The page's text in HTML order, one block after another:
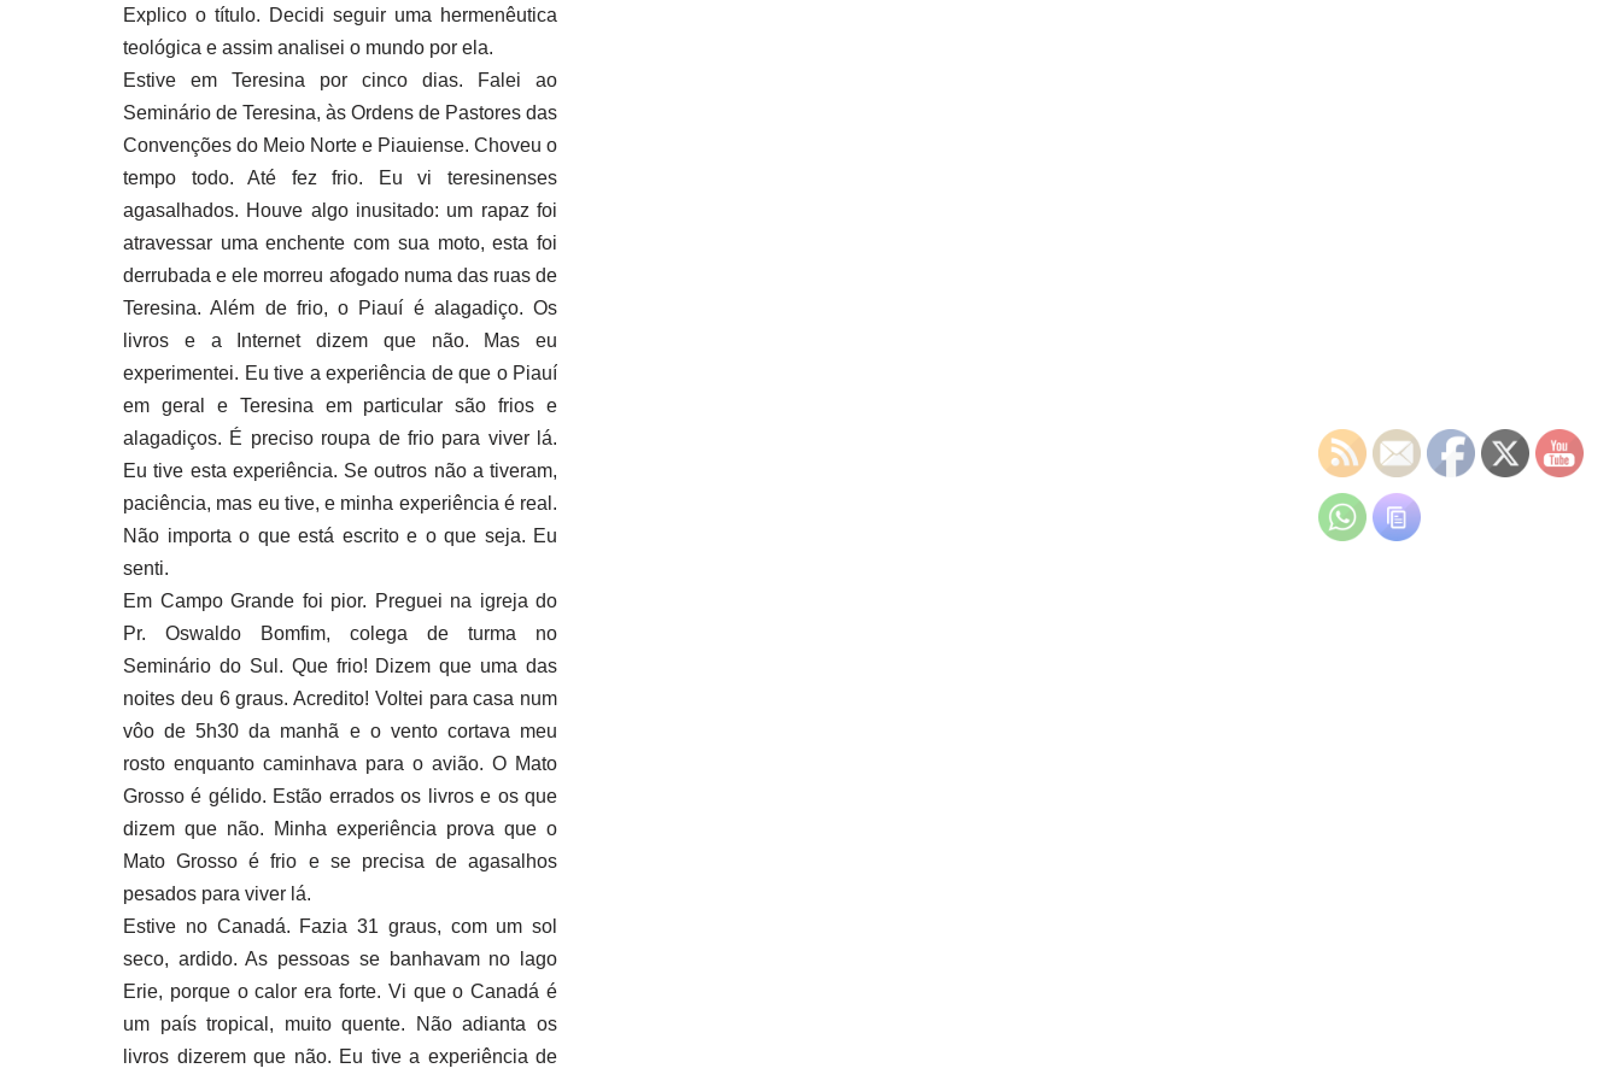
Explico o título. Decidi seguir uma hermenêutica
teológica e assim analisei o mundo por ela.
Estive em Teresina por cinco dias. Falei ao
Seminário de Teresina, às Ordens de Pastores das
Convenções do Meio Norte e Piauiense. Choveu o
tempo todo. Até fez frio. Eu vi teresinenses
agasalhados. Houve algo inusitado: um rapaz foi
atravessar uma enchente com sua moto, esta foi
derrubada e ele morreu afogado numa das ruas de
Teresina. Além de frio, o Piauí é alagadiço. Os
livros e a Internet dizem que não. Mas eu
experimentei. Eu tive a experiência de que o Piauí
em geral e Teresina em particular são frios e
alagadiços. É preciso roupa de frio para viver lá.
Eu tive esta experiência. Se outros não a tiveram,
paciência, mas eu tive, e minha experiência é real.
Não importa o que está escrito e o que seja. Eu
senti.
Em Campo Grande foi pior. Preguei na igreja do
Pr. Oswaldo Bomfim, colega de turma no
Seminário do Sul. Que frio! Dizem que uma das
noites deu 6 graus. Acredito! Voltei para casa num
vôo de 5h30 da manhã e o vento cortava meu
rosto enquanto caminhava para o avião. O Mato
Grosso é gélido. Estão errados os livros e os que
dizem que não. Minha experiência prova que o
Mato Grosso é frio e se precisa de agasalhos
pesados para viver lá.
Estive no Canadá. Fazia 31 graus, com um sol
seco, ardido. As pessoas se banhavam no lago
Erie, porque o calor era forte. Vi que o Canadá é
um país tropical, muito quente. Não adianta os
livros dizerem que não. Eu tive a experiência de